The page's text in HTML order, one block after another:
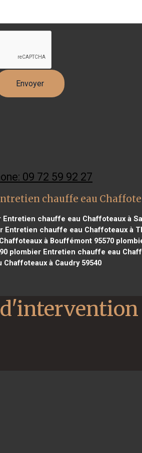
09 72 59 92 27
chauffe eau
Entretien chauffe eau Chaffoteaux à
Entretien chauffe eau Chaffoteaux à
à Bouffémont 95570
plombier Entretien chauffe eau
à Caudry 59540